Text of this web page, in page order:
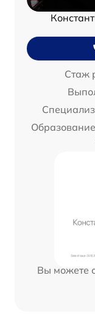
Стаж
Вы можете